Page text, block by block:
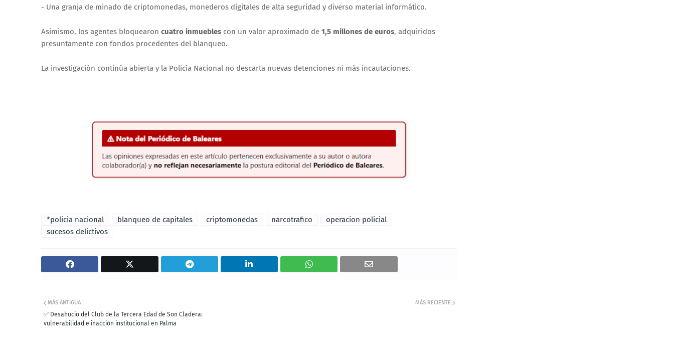
- Una granja de minado de criptomonedas, monederos digitales de alta seguridad y diverso material informático.
Asimismo, los agentes bloquearon cuatro inmuebles con un valor aproximado de 1,5 millones de euros, adquiridos
presuntamente con fondos procedentes del blanqueo.
La investigación continúa abierta y la Policía Nacional no descarta nuevas detenciones ni más incautaciones.
*policia nacional blanqueo de capitales criptomonedas narcotrafico
operacion policial
sucesos delictivos
MÁS RECIENTE
MÁS ANTIGUA
✅ Desahucio del Club de la Tercera Edad de Son Cladera:
vulnerabilidad e inacción institucional en Palma